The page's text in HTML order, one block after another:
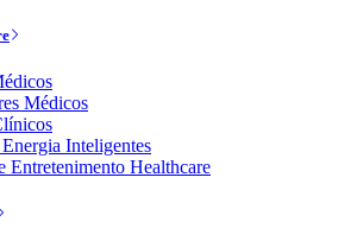
Médicos
Energia Inteligentes
Entretenimento Healthcare